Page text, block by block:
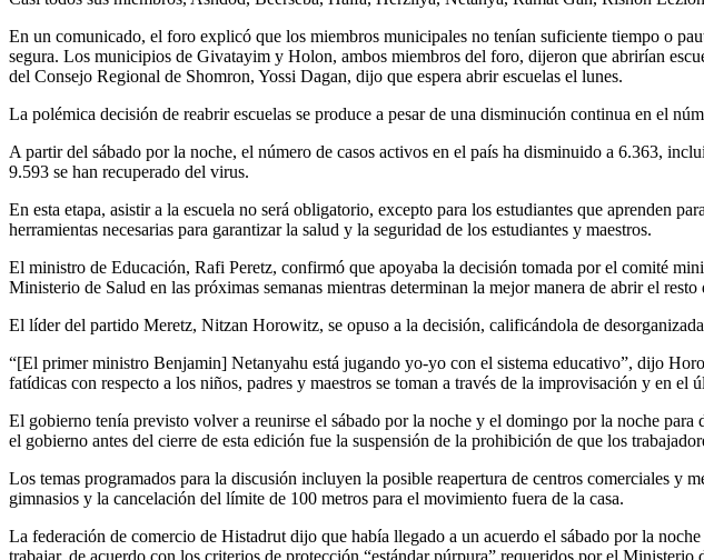
En un comunicado, el foro explicó que los miembros municipales no tenían suficiente tiempo o
segura. Los municipios de Givatayim y Holon, ambos miembros del foro, dijeron que abrirían
del Consejo Regional de Shomron, Yossi Dagan, dijo que espera abrir escuelas el lunes.
La polémica decisión de reabrir escuelas se produce a pesar de una disminución continua en el
A partir del sábado por la noche, el número de casos activos en el país ha disminuido a 6.363,
9.593 se han recuperado del virus.
En esta etapa, asistir a la escuela no será obligatorio, excepto para los estudiantes que aprenden
herramientas necesarias para garantizar la salud y la seguridad de los estudiantes y maestros.
El ministro de Educación, Rafi Peretz, confirmó que apoyaba la decisión tomada por el comité
Ministerio de Salud en las próximas semanas mientras determinan la mejor manera de abrir el resto
El líder del partido Meretz, Nitzan Horowitz, se opuso a la decisión, calificándola de
“[El primer ministro Benjamin] Netanyahu está jugando yo-yo con el sistema educativo”, dijo
fatídicas con respecto a los niños, padres y maestros se toman a través de la improvisación y en el
El gobierno tenía previsto volver a reunirse el sábado por la noche y el domingo por la noche
el gobierno antes del cierre de esta edición fue la suspensión de la prohibición de que los
Los temas programados para la discusión incluyen la posible reapertura de centros comerciales y
gimnasios y la cancelación del límite de 100 metros para el movimiento fuera de la casa.
La federación de comercio de Histadrut dijo que había llegado a un acuerdo el sábado por la
trabajar, de acuerdo con los criterios de protección “estándar púrpura” requeridos por el